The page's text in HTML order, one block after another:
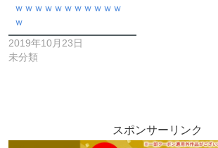
ｗｗｗｗｗｗｗｗｗｗｗ
ｗ
2019年10月23日
未分類
スポンサーリンク